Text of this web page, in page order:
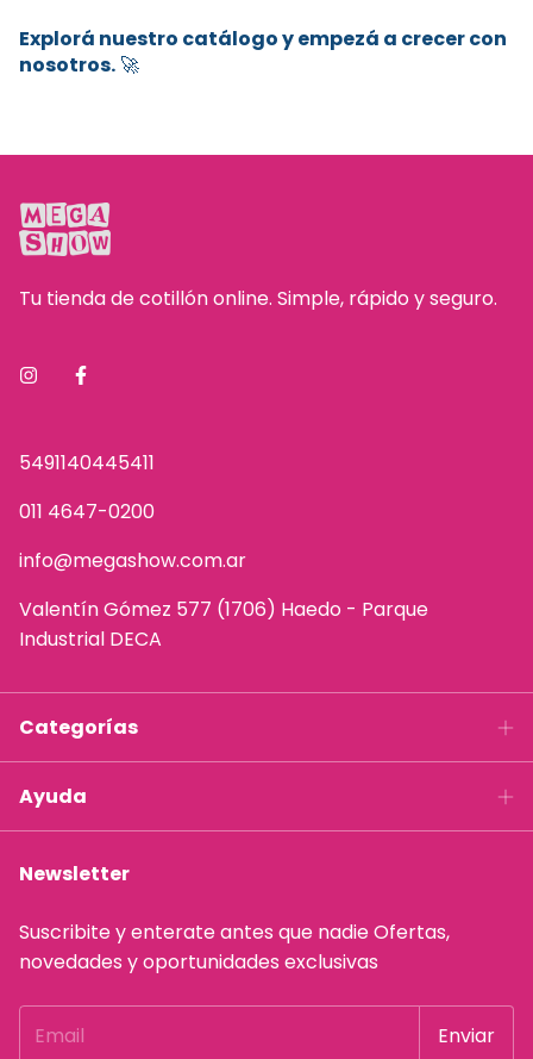
Explorá nuestro catálogo y empezá a crecer con
nosotros. 🚀
Tu tienda de cotillón online. Simple, rápido y seguro.
5491140445411
011 4647-0200
info@megashow.com.ar
Valentín Gómez 577 (1706) Haedo - Parque
Industrial DECA
Categorías
Ayuda
Newsletter
Suscribite y enterate antes que nadie Ofertas,
novedades y oportunidades exclusivas